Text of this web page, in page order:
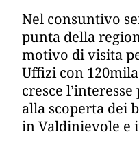
Nel consuntivo
punta della
motivo di visita
Uffizi con
cresce
alla scoperta dei
in Valdinievole e